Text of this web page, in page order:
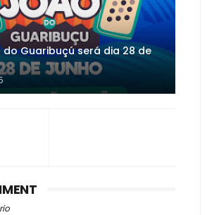
do Guaribuçú será dia 28 de